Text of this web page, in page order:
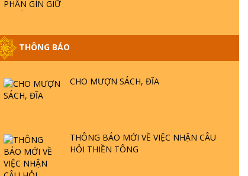
THÔNG BÁO
CHO MƯỢN SÁCH, ĐĨA
THÔNG BÁO MỚI VỀ VIỆC NHẬN CÂU
HỎI THIỀN TÔNG
GIẢI ĐÁP ĐẶC BIỆT P25 - SUỐT 49 NĂM
TTTD